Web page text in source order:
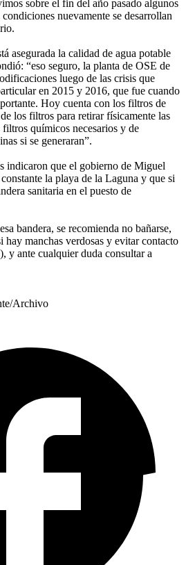
sobre el fin del año pasado algunos
nuevamente se desarrollan
asegurada la calidad de agua potable
“eso seguro, la planta de OSE de
luego de las crisis que
en 2015 y 2016, que fue cuando
Hoy cuenta con los filtros de
los filtros para retirar físicamente las
químicos necesarios y de
si se generaran”.
indicaron que el gobierno de Miguel
la playa de la Laguna y que si
sanitaria en el puesto de
bandera, se recomienda no bañarse,
hay manchas verdosas y evitar contacto
y ante cualquier duda consultar a
Archivo